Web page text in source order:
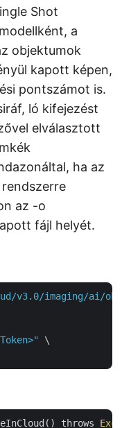
Shot
a
objektumok
kapott képen,
pontszámot is.
ló kifejezést
elválasztott
ha az
az -o
fájl helyét.
v3.0/imaging/ai/
\
throws